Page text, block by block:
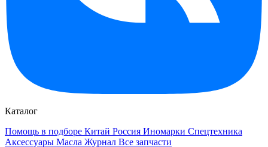
Каталог
Помощь в подборе Китай Россия Иномарки Спецтехника
Аксессуары Масла Журнал Все запчасти